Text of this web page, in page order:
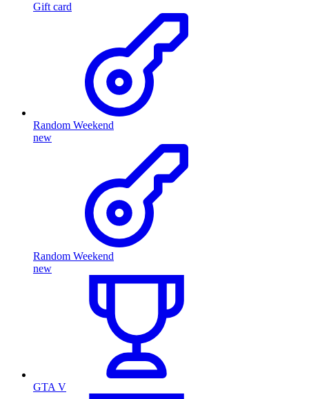
Gift card
Random Weekend
new
Random Weekend
new
GTA V